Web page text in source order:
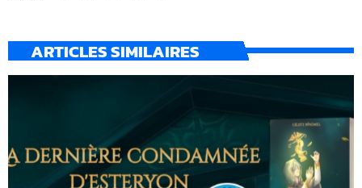
ARTICLES SIMILAIRES